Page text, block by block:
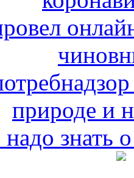
природе и
знать